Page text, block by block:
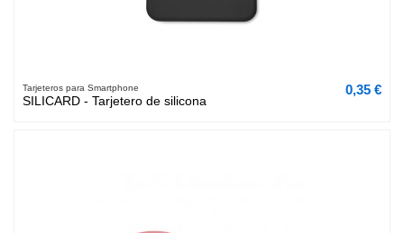
Tarjeteros para Smartphone
SILICARD - Tarjetero de silicona
0,35 €